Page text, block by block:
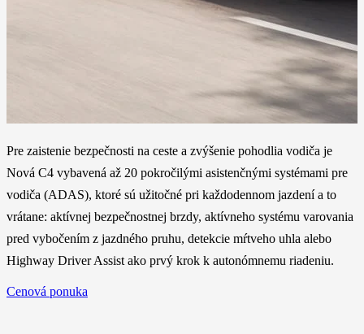
Pre zaistenie bezpečnosti na ceste a zvýšenie pohodlia vodiča je
Nová C4 vybavená až 20 pokročilými asistenčnými systémami pre
vodiča (ADAS), ktoré sú užitočné pri každodennom jazdení a to
vrátane: aktívnej bezpečnostnej brzdy, aktívneho systému varovania
pred vybočením z jazdného pruhu, detekcie mŕtveho uhla alebo
Highway Driver Assist ako prvý krok k autonómnemu riadeniu.
Cenová ponuka